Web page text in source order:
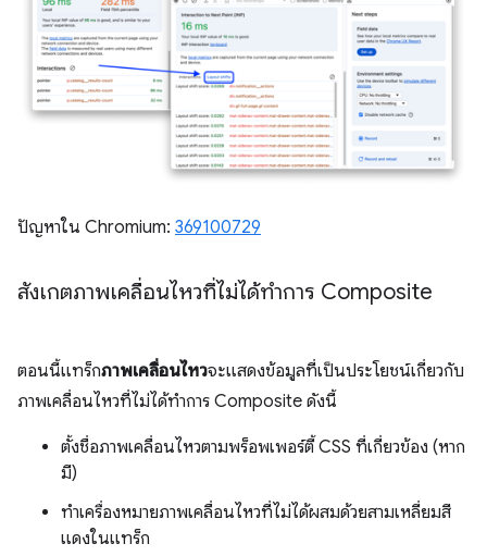
ปัญหาใน Chromium: 369100729
สังเกตภาพเคลื่อนไหวที่ไม่ได้ทำการ Composite
ตอนนี้แทร็กภาพเคลื่อนไหวจะแสดงข้อมูลที่เป็นประโยชน์เกี่ยวกับ
ภาพเคลื่อนไหวที่ไม่ได้ทำการ Composite ดังนี้
ตั้งชื่อภาพเคลื่อนไหวตามพร็อพเพอร์ตี้ CSS ที่เกี่ยวข้อง (หาก
มี)
ทำเครื่องหมายภาพเคลื่อนไหวที่ไม่ได้ผสมด้วยสามเหลี่ยมสี
แดงในแทร็ก